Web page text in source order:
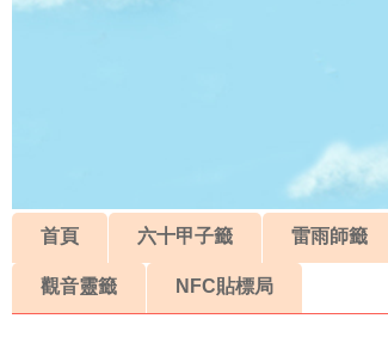
首頁 六十甲子籤 雷雨師籤
觀音靈籤 NFC貼標局